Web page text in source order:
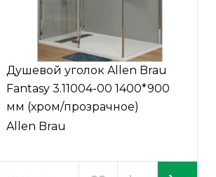
Душевой уголок Allen Brau
Fantasy 3.11004-00 1400*900
мм (хром/прозрачное)
Allen Brau